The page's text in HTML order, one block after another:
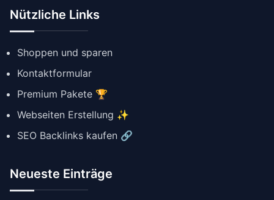
Nützliche Links
Shoppen und sparen
Kontaktformular
Premium Pakete 🏆
Webseiten Erstellung ✨
SEO Backlinks kaufen 🔗
Neueste Einträge